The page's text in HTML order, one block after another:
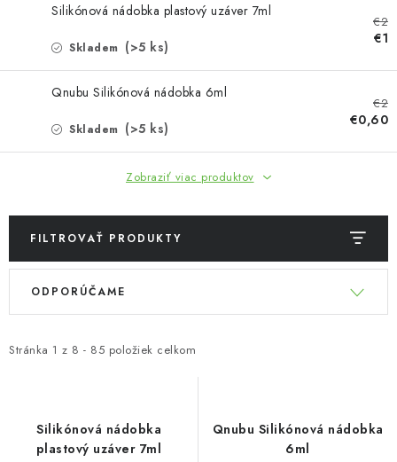
Silikónová nádobka plastový uzáver 7ml
Skladem (>5 ks)
€2
€1
Qnubu Silikónová nádobka 6ml
Skladem (>5 ks)
€2
€0,60
Zobraziť viac produktov
FILTROVAŤ PRODUKTY
V
i
Stránka 1 z 8 - 85 položiek celkom
R
e
ODPORÚČAME
Silikónová nádobka
plastový uzáver 7ml
Qnubu Silikónová nádobka
6ml